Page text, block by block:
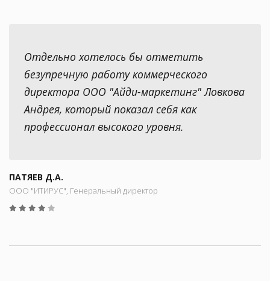
Отдельно хотелось бы отметить
безупречную работу коммерческого
директора ООО "Айди-маркетинг" Ловкова
Андрея, который показал себя как
профессионал высокого уровня.
ПАТЯЕВ Д.А.
ООО "ИТИРУС", Генеральный директор